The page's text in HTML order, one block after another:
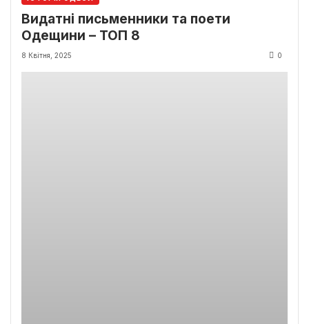
Видатні письменники та поети
Одещини – ТОП 8
8 Квітня, 2025 0